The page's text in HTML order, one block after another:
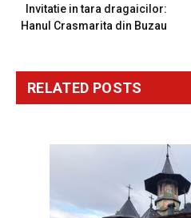
Invitatie in tara dragaicilor:
Hanul Crasmarita din Buzau
RELATED POSTS